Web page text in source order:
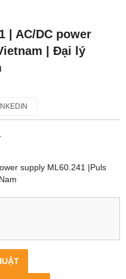
| AC/DC power
| Đại lý
supply ML60.241 |Puls